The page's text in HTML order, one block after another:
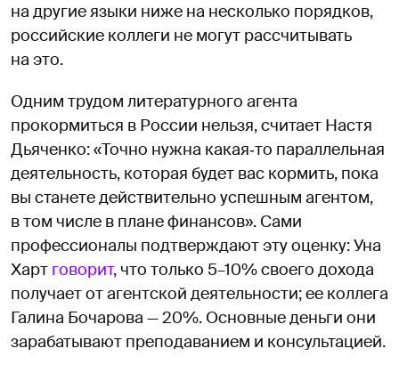
на другие языки ниже на несколько порядков,
российские коллеги не могут рассчитывать
на это.
Одним трудом литературного агента
прокормиться в России нельзя, считает Настя
Дьяченко: «Точно нужна какая‑то параллельная
деятельность, которая будет вас кормить, пока
вы станете действительно успешным агентом,
в том числе в плане финансов». Сами
профессионалы подтверждают эту оценку: Уна
Харт говорит, что только 5–10% своего дохода
получает от агентской деятельности; ее коллега
Галина Бочарова — 20%. Основные деньги они
зарабатывают преподаванием и консультацией.